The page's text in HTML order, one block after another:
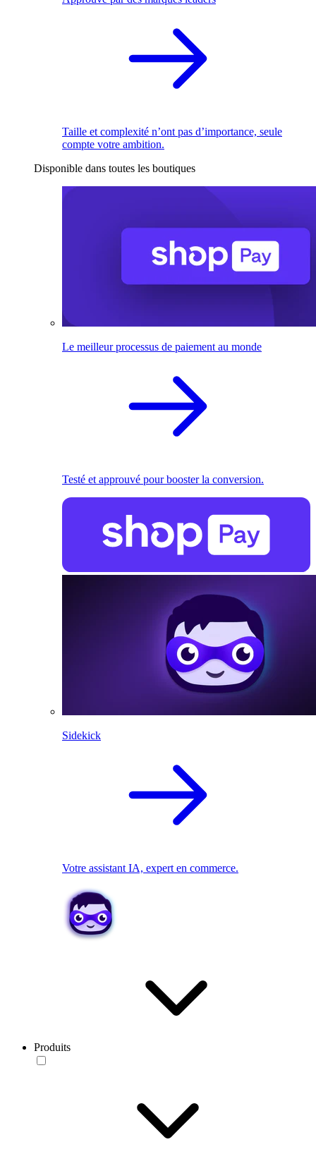
Taille et complexité n’ont pas d’importance, seule
compte votre ambition.
Disponible dans toutes les boutiques
Le meilleur processus de paiement au monde
Testé et approuvé pour booster la conversion.
Sidekick
Votre assistant IA, expert en commerce.
Produits